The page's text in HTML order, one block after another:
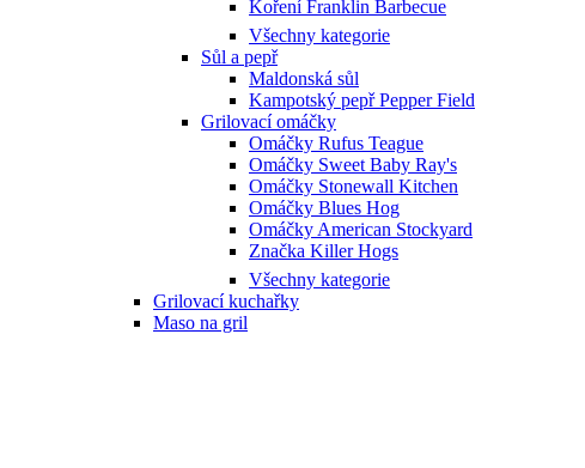
Koření Franklin Barbecue
Všechny kategorie
Sůl a pepř
Maldonská sůl
Kampotský pepř Pepper Field
Grilovací omáčky
Omáčky Rufus Teague
Omáčky Sweet Baby Ray's
Omáčky Stonewall Kitchen
Omáčky Blues Hog
Omáčky American Stockyard
Značka Killer Hogs
Všechny kategorie
Grilovací kuchařky
Maso na gril